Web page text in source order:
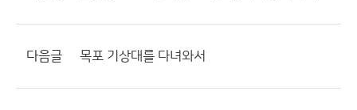
다음글 목포 기상대를 다녀와서